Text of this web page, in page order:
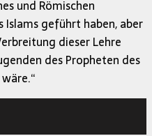
und Römischen
geführt haben, aber
dieser Lehre
des Propheten des